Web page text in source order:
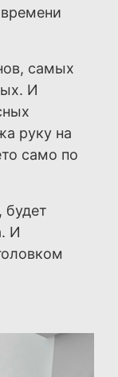
самых
И
руку на
само по
будет
И